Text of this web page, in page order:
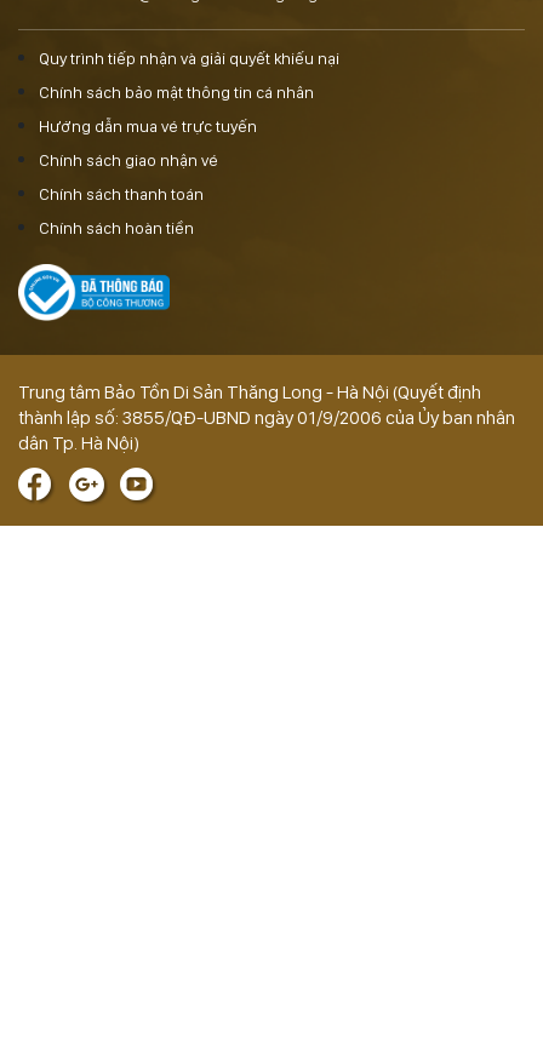
Quy trình tiếp nhận và giải quyết khiếu nại
Chính sách bảo mật thông tin cá nhân
Hướng dẫn mua vé trực tuyến
Chính sách giao nhận vé
Chính sách thanh toán
Chính sách hoàn tiền
Trung tâm Bảo Tồn Di Sản Thăng Long - Hà Nội (Quyết định
thành lập số: 3855/QĐ-UBND ngày 01/9/2006 của Ủy ban nhân
dân Tp. Hà Nội)